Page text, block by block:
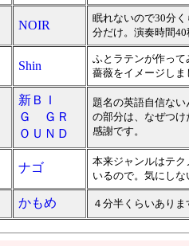
NOIR
眠れないので30分
分だけ。演奏時間
Shin
ふとラテンが作っ
薔薇をイメージしま
新ＢＩ
Ｇ ＧＲ
ＯＵＮＤ
題名の英語自信な
の部分は、なぜつ
感謝です。
ナゴ
本来ジャンルはテ
いるので。気にし
かもめ ４分半くらいありま